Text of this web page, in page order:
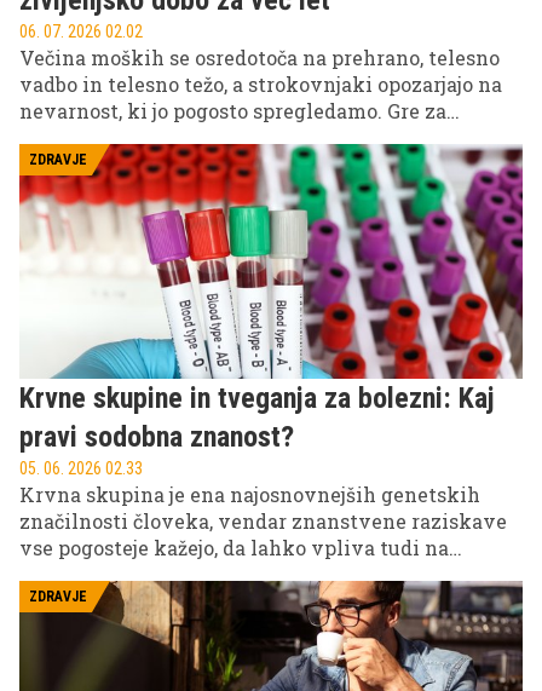
06. 07. 2026 02.02
Večina moških se osredotoča na prehrano, telesno
vadbo in telesno težo, a strokovnjaki opozarjajo na
nevarnost, ki jo pogosto spregledamo. Gre za
dolgotrajno sedenje, ki je postalo sestavni del
sodobnega načina življenja. Raziskave kažejo, da
lahko več ur neprekinjenega sedenja poveča
tveganje za bolezni srca, sladkorno bolezen tipa 2,
nekatere vrste raka in prezgodnjo smrt, tudi pri
ljudeh, ki sicer redno telovadijo.
ZDRAVJE
Krvne skupine in tveganja za bolezni: Kaj
pravi sodobna znanost?
05. 06. 2026 02.33
Krvna skupina je ena najosnovnejših genetskih
značilnosti človeka, vendar znanstvene raziskave
vse pogosteje kažejo, da lahko vpliva tudi na
tveganje za določene bolezni; pri moških so
nekatere študije posebej izpostavile dovzetnost za
srčno-žilne težave in druge zdravstvene zaplete.
ZDRAVJE